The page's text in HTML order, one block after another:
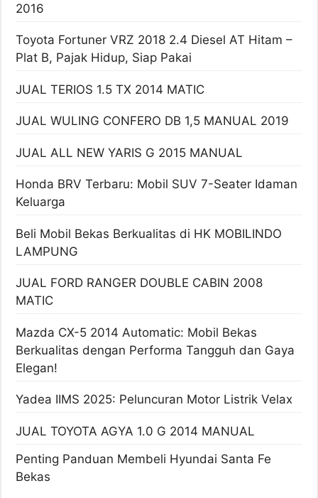
2016
Toyota Fortuner VRZ 2018 2.4 Diesel AT Hitam –
Plat B, Pajak Hidup, Siap Pakai
JUAL TERIOS 1.5 TX 2014 MATIC
JUAL WULING CONFERO DB 1,5 MANUAL 2019
JUAL ALL NEW YARIS G 2015 MANUAL
Honda BRV Terbaru: Mobil SUV 7-Seater Idaman
Keluarga
Beli Mobil Bekas Berkualitas di HK MOBILINDO
LAMPUNG
JUAL FORD RANGER DOUBLE CABIN 2008
MATIC
Mazda CX-5 2014 Automatic: Mobil Bekas
Berkualitas dengan Performa Tangguh dan Gaya
Elegan!
Yadea IIMS 2025: Peluncuran Motor Listrik Velax
JUAL TOYOTA AGYA 1.0 G 2014 MANUAL
Penting Panduan Membeli Hyundai Santa Fe
Bekas